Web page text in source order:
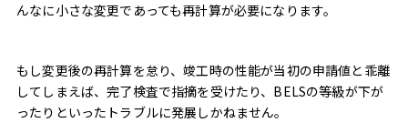
んなに小さな変更であっても再計算が必要になります。
もし変更後の再計算を怠り、竣工時の性能が当初の申請値と乖離
してしまえば、完了検査で指摘を受けたり、BELSの等級が下が
ったりといったトラブルに発展しかねません。